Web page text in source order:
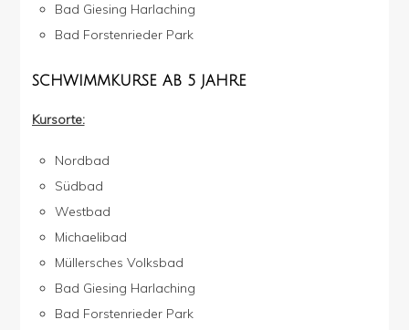
Bad Giesing Harlaching
Bad Forstenrieder Park
SCHWIMMKURSE AB 5 JAHRE
Kursorte:
Nordbad
Südbad
Westbad
Michaelibad
Müllersches Volksbad
Bad Giesing Harlaching
Bad Forstenrieder Park